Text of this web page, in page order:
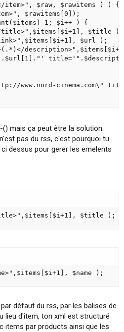
$raw, $rawitems ) ) {
$rawitems[0]);
1; $i++ ) {
$title );
$url );
www.nord-cinema.com\"
-() mais ça peut être la solution.
pas du rss, c'est pourquoi tu
dessus pour gerer les emelents
$title );
$name );
défaut du rss, par les balises de
lieu d'item, ton xml est structuré
items par products ainsi que les